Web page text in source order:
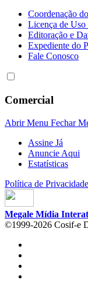
Coordenação
Licença de
Editoração e
Expediente do
Fale Conosco
Comercial
Abrir Menu Fechar
Assine Já
Anuncie Aqui
Estatísticas
Política de Privacidade
Megale Mídia
©1999-2026 Cosif-e